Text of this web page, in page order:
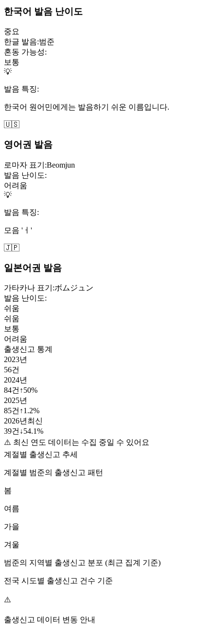
한국어 발음 난이도
중요
한글 발음:범준
혼동 가능성:
보통
💡
발음 특징:
한국어 원어민에게는 발음하기 쉬운 이름입니다.
🇺🇸
영어권 발음
로마자 표기:Beomjun
발음 난이도:
어려움
💡
발음 특징:
모음 'ㅓ'
🇯🇵
일본어권 발음
가타카나 표기:ボムジュン
발음 난이도:
쉬움
쉬움
보통
어려움
출생신고 통계
2023년
56건
2024년
84건 ↑50%
2025년
85건 ↑1.2%
2026년 최신
39건 ↓54.1%
⚠️ 최신 연도 데이터는 수집 중일 수 있어요
계절별 출생신고 추세
계절별 범준의 출생신고 패턴
봄
여름
가을
겨울
범준의 지역별 출생신고 분포 (최근 집계 기준)
전국 시도별 출생신고 건수 기준
⚠️
출생신고 데이터 변동 안내